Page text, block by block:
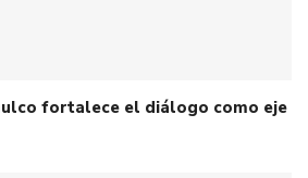
fortalece el diálogo como eje